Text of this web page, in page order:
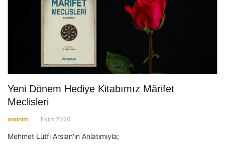
Yeni Dönem Hediye Kitabımız Mârifet
Meclisleri
anonim Ekim 2020
Mehmet Lütfi Arslan'ın Anlatımıyla;